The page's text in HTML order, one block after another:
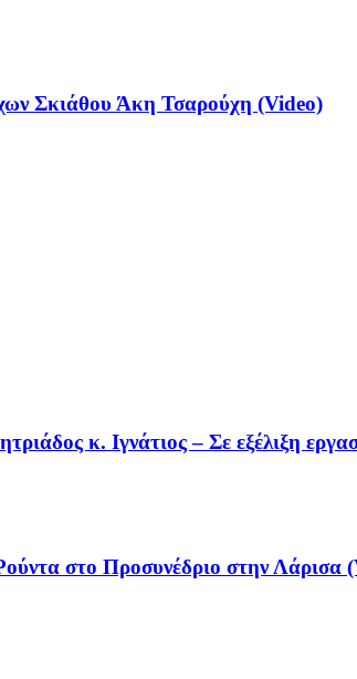
Σκιάθου Άκη Τσαρούχη (Video)
κ. Ιγνάτιος – Σε εξέλιξη
στο Προσυνέδριο στην Λάρισα